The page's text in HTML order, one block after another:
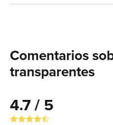
Comentarios
transparentes
4.7 / 5